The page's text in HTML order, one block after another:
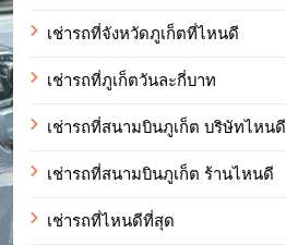
เช่ารถที่จังหวัดภูเก็ตที่ไหนดี
เช่ารถที่ภูเก็ตวันละกี่บาท
เช่ารถที่สนามบินภูเก็ต บริษัทไหนดี
เช่ารถที่สนามบินภูเก็ต ร้านไหนดี
เช่ารถที่ไหนดีที่สุด